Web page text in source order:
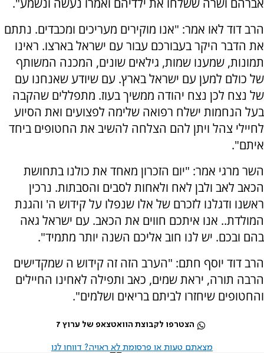
הרב דוד לאו אמר: "אנו מוקירים מעריכים ומכבדים. נתתם
את הדבר היקר בעבורכם עבור עם ישראל בארצו. ראינו
תמונות, שמענו שמות, גילאים שונים, המכנה המשותף
של כולם למען עם ישראל בארץ. עם שיודע שאנחנו עם
של נצח לכן נצח יהודה ממשיך בעוז. מתפללים שהקבה
בעל הנחמות ישלח רפואה שלימה לפצועים ואת הסיוע
לחיילי צהל ויתן להם הצלחה להשיב את החטופים ביחד
איתם".
השר מרגי אמר: "יום הזכרון מאחד את כולנו בתחושת
הכאב לאב ולבן לאח ולאחות לסבים והסבתות. נרכין
ראשנו ודגלנו לזכרם של אלו שנפלו על קידוש ה' והגנת
המולדת.. אנו איתכם חווים את הכאב. עם ישראל גאה
בהם ובכם. יש לנו חוב אליכם השנה יותר מתמיד".
הרב דוד יוסף חתם: "הערב הזה זה קידוש ה שמקדישים
הרבה תורה, יראת שמים, כאב ותפילה לאחינו החיילים
והחטופים שיחזרו לביתם בריאים ושלמים".
הצטרפו לקבוצת הוואטצאפ של ערוץ 7
מצאתם טעות או פרסומת לא ראויה? דווחו לנו